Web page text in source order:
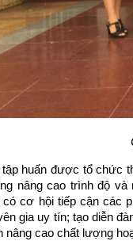
tập huấn được tổ chức
nâng cao trình độ và
có cơ hội tiếp cận các
gia uy tín; tạo diễn
nâng cao chất lượng